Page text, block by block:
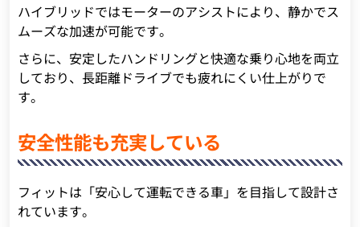
ハイブリッドではモーターのアシストにより、静かでス
ムーズな加速が可能です。
さらに、安定したハンドリングと快適な乗り心地を両立
しており、長距離ドライブでも疲れにくい仕上がりで
す。
安全性能も充実している
フィットは「安心して運転できる車」を目指して設計さ
れています。